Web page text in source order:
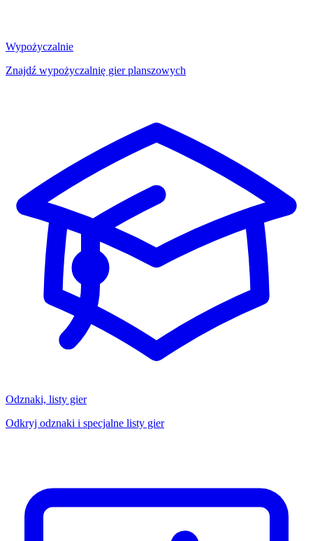
Wypożyczalnie
Znajdź wypożyczalnię gier planszowych
Odznaki, listy gier
Odkryj odznaki i specjalne listy gier